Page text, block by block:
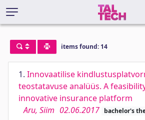
items found: 14
1. Innovaatilise
teostatavuse analüüs. A
innovative insurance platform
Aru, Siim 02.06.2017 bachelor's